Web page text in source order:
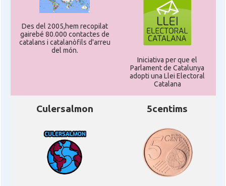
Des del 2005,hem recopilat
gairebé 80.000 contactes de
catalans i catalanòfils d'arreu
del món.
Iniciativa per que el
Parlament de Catalunya
adopti una Llei Electoral
Catalana
Culersalmon 5centims